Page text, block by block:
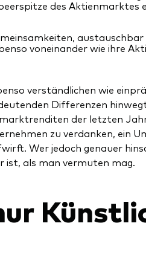
des Aktienmarktes
austauschbar
voneinander wie ihre
verständlichen wie
Differenzen
der letzten
zu verdanken, ein
Wer jedoch genauer
ist, als man vermuten mag.